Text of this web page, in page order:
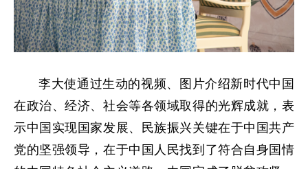
李大使通过生动的视频、图片介绍新时代中国
在政治、经济、社会等各领域取得的光辉成就，表
示中国实现国家发展、民族振兴关键在于中国共产
党的坚强领导，在于中国人民找到了符合自身国情